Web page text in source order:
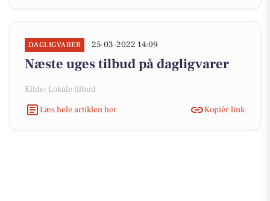
DAGLIGVARER 25-03-2022 14:09
Næste uges tilbud på dagligvarer
Kilde: Lokale tilbud
Læs hele artiklen her
Kopiér link